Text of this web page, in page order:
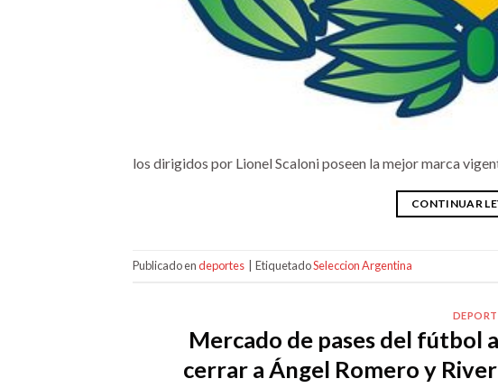
los dirigidos por Lionel Scaloni poseen la mejor marca
CONTINUAR
Publicado endeportes EtiquetadoSeleccion Argentina
Mercado de pases del fútbol
cerrar a Ángel Romero y